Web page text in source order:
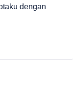
dengan